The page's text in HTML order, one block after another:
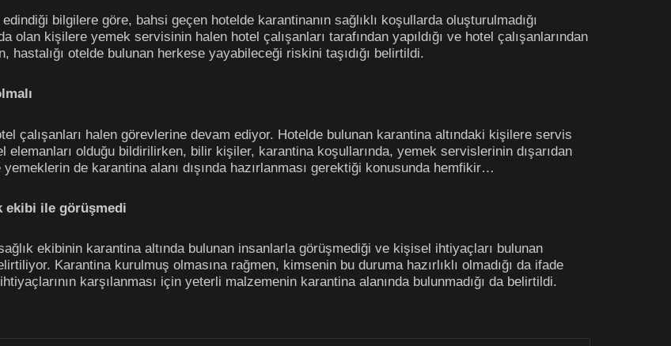
bilgilere göre, bahsi geçen hotelde karantinanın sağlıklı koşullarda oluşturulmadığı
olan kişilere yemek servisinin halen hotel çalışanları tarafından yapıldığı ve hotel çalışanlarından
hastalığı otelde bulunan herkese yayabileceği riskini taşıdığı belirtildi.
çalışanları halen görevlerine devam ediyor. Hotelde bulunan karantina altındaki kişilere servis
elemanları olduğu bildirilirken, bilir kişiler, karantina koşullarında, yemek servislerinin dışarıdan
de karantina alanı dışında hazırlanması gerektiği konusunda hemfikir…
ekibi ile görüşmedi
ekibinin karantina altında bulunan insanlarla görüşmediği ve kişisel ihtiyaçları bulunan
Karantina kurulmuş olmasına rağmen, kimsenin bu duruma hazırlıklı olmadığı da ifade
karşılanması için yeterli malzemenin karantina alanında bulunmadığı da belirtildi.